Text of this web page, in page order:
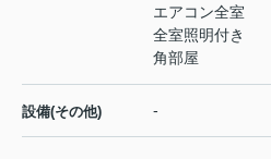
エアコン全室
全室照明付き
角部屋
設備(その他) -